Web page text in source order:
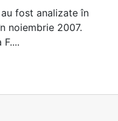
fost analizate în
noiembrie 2007.